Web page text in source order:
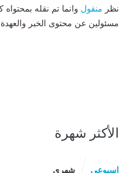
نظر منقول وانما تم نقله
مسئولين عن محتوى الخبر
الأكثر شهرة
اسبوعى شهرى